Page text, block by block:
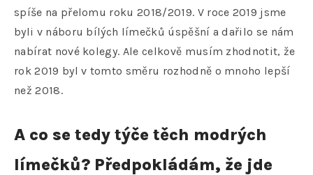
spíše na přelomu roku 2018/2019. V roce 2019 jsme
byli v náboru bílých límečků úspěšní a dařilo se nám
nabírat nové kolegy. Ale celkově musím zhodnotit, že
rok 2019 byl v tomto směru rozhodně o mnoho lepší
než 2018.
A co se tedy týče těch modrých
límečků? Předpokládám, že jde